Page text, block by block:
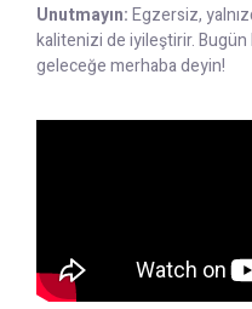
Unutmayın:Egzersiz,
kalitenizi de iyileştirir. Bugün
geleceğe merhaba deyin!